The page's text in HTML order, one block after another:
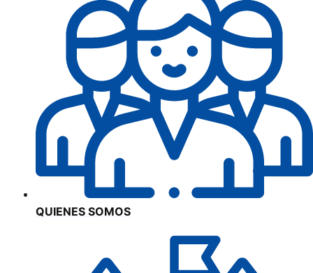
QUIENES SOMOS